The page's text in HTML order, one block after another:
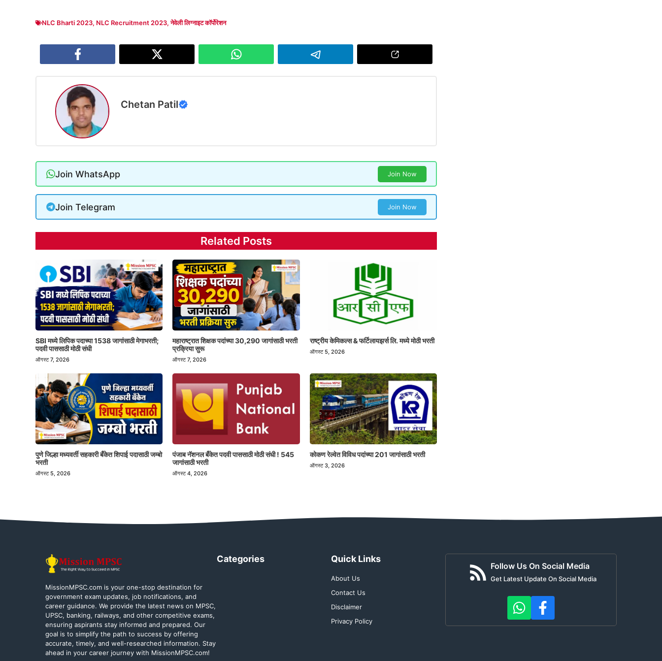
NLC Bharti 2023, NLC Recruitment 2023,नेवेली लिग्नाइट कॉर्पोरेशन
Chetan Patil
Join WhatsApp Join Now
Join Telegram Join Now
Related Posts
SBI मध्ये लिपिक पदाच्या 1538 जागांसाठी मेगाभरती;
पदवी पाससाठी मोठी संधी
ऑगस्ट 7, 2026
महाराष्ट्रात शिक्षक पदांच्या 30,290 जागांसाठी भरती
प्रक्रिया सुरू
ऑगस्ट 7, 2026
राष्ट्रीय केमिकल्स & फर्टिलायझर्स लि. मध्ये मोठी भरती
ऑगस्ट 5, 2026
पुणे जिल्हा मध्यवर्ती सहकारी बँकेत शिपाई पदासाठी जम्बो
भरती
ऑगस्ट 5, 2026
पंजाब नॅशनल बँकेत पदवी पाससाठी मोठी संधी ! 545
जागांसाठी भरती
ऑगस्ट 4, 2026
कोकण रेल्वेत विविध पदांच्या 201 जागांसाठी भरती
ऑगस्ट 3, 2026
MissionMPSC.com is your one-stop destination for
government exam updates, job notifications, and
career guidance. We provide the latest news on MPSC,
UPSC, banking, railways, and other competitive exams,
ensuring aspirants stay informed and prepared. Our
goal is to simplify the path to success by offering
accurate, timely, and well-researched information. Stay
ahead in your career journey with MissionMPSC.com!
Categories Quick Links
About Us
Contact Us
Disclaimer
Privacy Policy
Follow Us On Social Media
Get Latest Update On Social Media